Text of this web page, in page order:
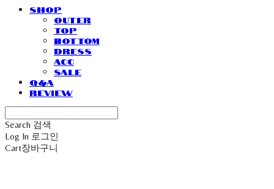
SHOP
Outer
Top
Bottom
Dress
Acc
Sale
Q&A
Review
Search 검색
Log In 로그인
Cart장바구니